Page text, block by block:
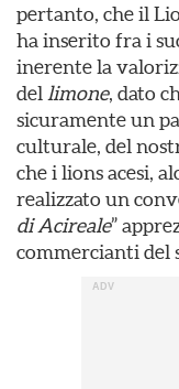
pertanto, che il
ha inserito fra i
inerente la
del limone, dato
sicuramente un
culturale, del
che i lions acesi,
realizzato un
di Acireale”
commercianti del